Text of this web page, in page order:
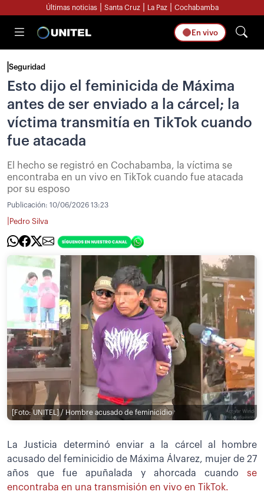
Últimas noticias Santa Cruz La Paz Cochabamba
En vivo
Seguridad
Esto dijo el feminicida de Máxima
antes de ser enviado a la cárcel; la
víctima transmitía en TikTok cuando
fue atacada
El hecho se registró en Cochabamba, la víctima se
encontraba en un vivo en TikTok cuando fue atacada
por su esposo
Publicación: 10/06/2026 13:23
Pedro Silva
[Foto: UNITEL] / Hombre acusado de feminicidio
La Justicia determinó enviar a la cárcel al hombre
acusado del feminicidio de Máxima Álvarez, mujer de 27
años que fue apuñalada y ahorcada cuando se
encontraba en una transmisión en vivo en TikTok.